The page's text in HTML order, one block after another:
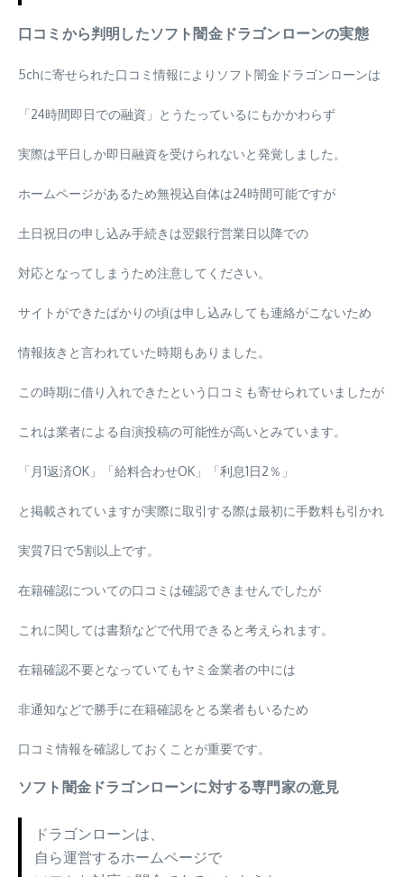
口コミから判明したソフト闇金ドラゴンローンの実態
5chに寄せられた口コミ情報によりソフト闇金ドラゴンローンは
「24時間即日での融資」とうたっているにもかかわらず
実際は平日しか即日融資を受けられないと発覚しました。
ホームページがあるため無視込自体は24時間可能ですが
土日祝日の申し込み手続きは翌銀行営業日以降での
対応となってしまうため注意してください。
サイトができたばかりの頃は申し込みしても連絡がこないため
情報抜きと言われていた時期もありました。
この時期に借り入れできたという口コミも寄せられていましたが
これは業者による自演投稿の可能性が高いとみています。
「月1返済OK」「給料合わせOK」「利息1日2％」
と掲載されていますが実際に取引する際は最初に手数料も引かれ
実質7日で5割以上です。
在籍確認についての口コミは確認できませんでしたが
これに関しては書類などで代用できると考えられます。
在籍確認不要となっていてもヤミ金業者の中には
非通知などで勝手に在籍確認をとる業者もいるため
口コミ情報を確認しておくことが重要です。
ソフト闇金ドラゴンローンに対する専門家の意見
ドラゴンローンは、
自ら運営するホームページで